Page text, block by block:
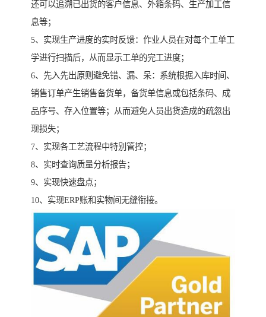
还可以追溯已出货的客户信息、外箱条码、生产加工信
息等；
5、实现生产进度的实时反馈：作业人员在对每个工单工
学进行扫描后，从而显示工单的完工进度；
6、先入先出原则避免错、漏、呆：系统根据入库时间、
销售订单产生销售备货单，备货单信息或包括条码、成
品序号、存入位置等；从而避免人员出货造成的疏忽出
现损失；
7、实现各工艺流程中特别管控；
8、实时查询质量分析报告；
9、实现快速盘点；
10、实现ERP账和实物间无缝衔接。